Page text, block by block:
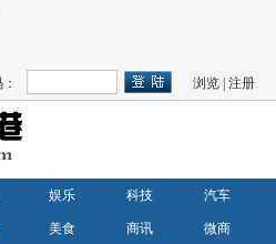
浏览 |注册
娱乐 科技 汽车
美食 商讯 微商